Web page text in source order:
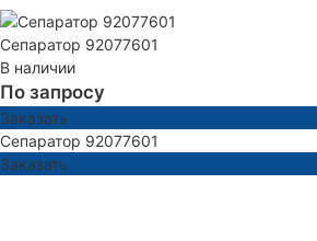
Сепаратор 92077601
В наличии
По запросу
Заказать
Сепаратор 92077601
Заказать